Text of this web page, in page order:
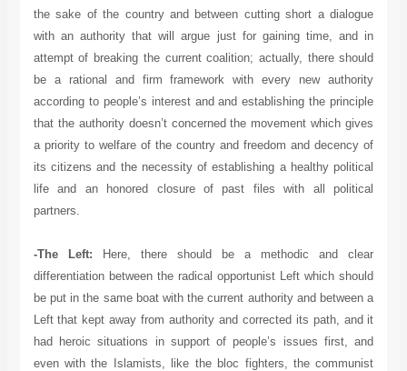
the sake of the country and between cutting short a dialogue
with an authority that will argue just for gaining time, and in
attempt of breaking the current coalition; actually, there should
be a rational and firm framework with every new authority
according to people’s interest and and establishing the principle
that the authority doesn’t concerned the movement which gives
a priority to welfare of the country and freedom and decency of
its citizens and the necessity of establishing a healthy political
life and an honored closure of past files with all political
partners.
-The Left: Here, there should be a methodic and clear
differentiation between the radical opportunist Left which should
be put in the same boat with the current authority and between a
Left that kept away from authority and corrected its path, and it
had heroic situations in support of people’s issues first, and
even with the Islamists, like the bloc fighters, the communist